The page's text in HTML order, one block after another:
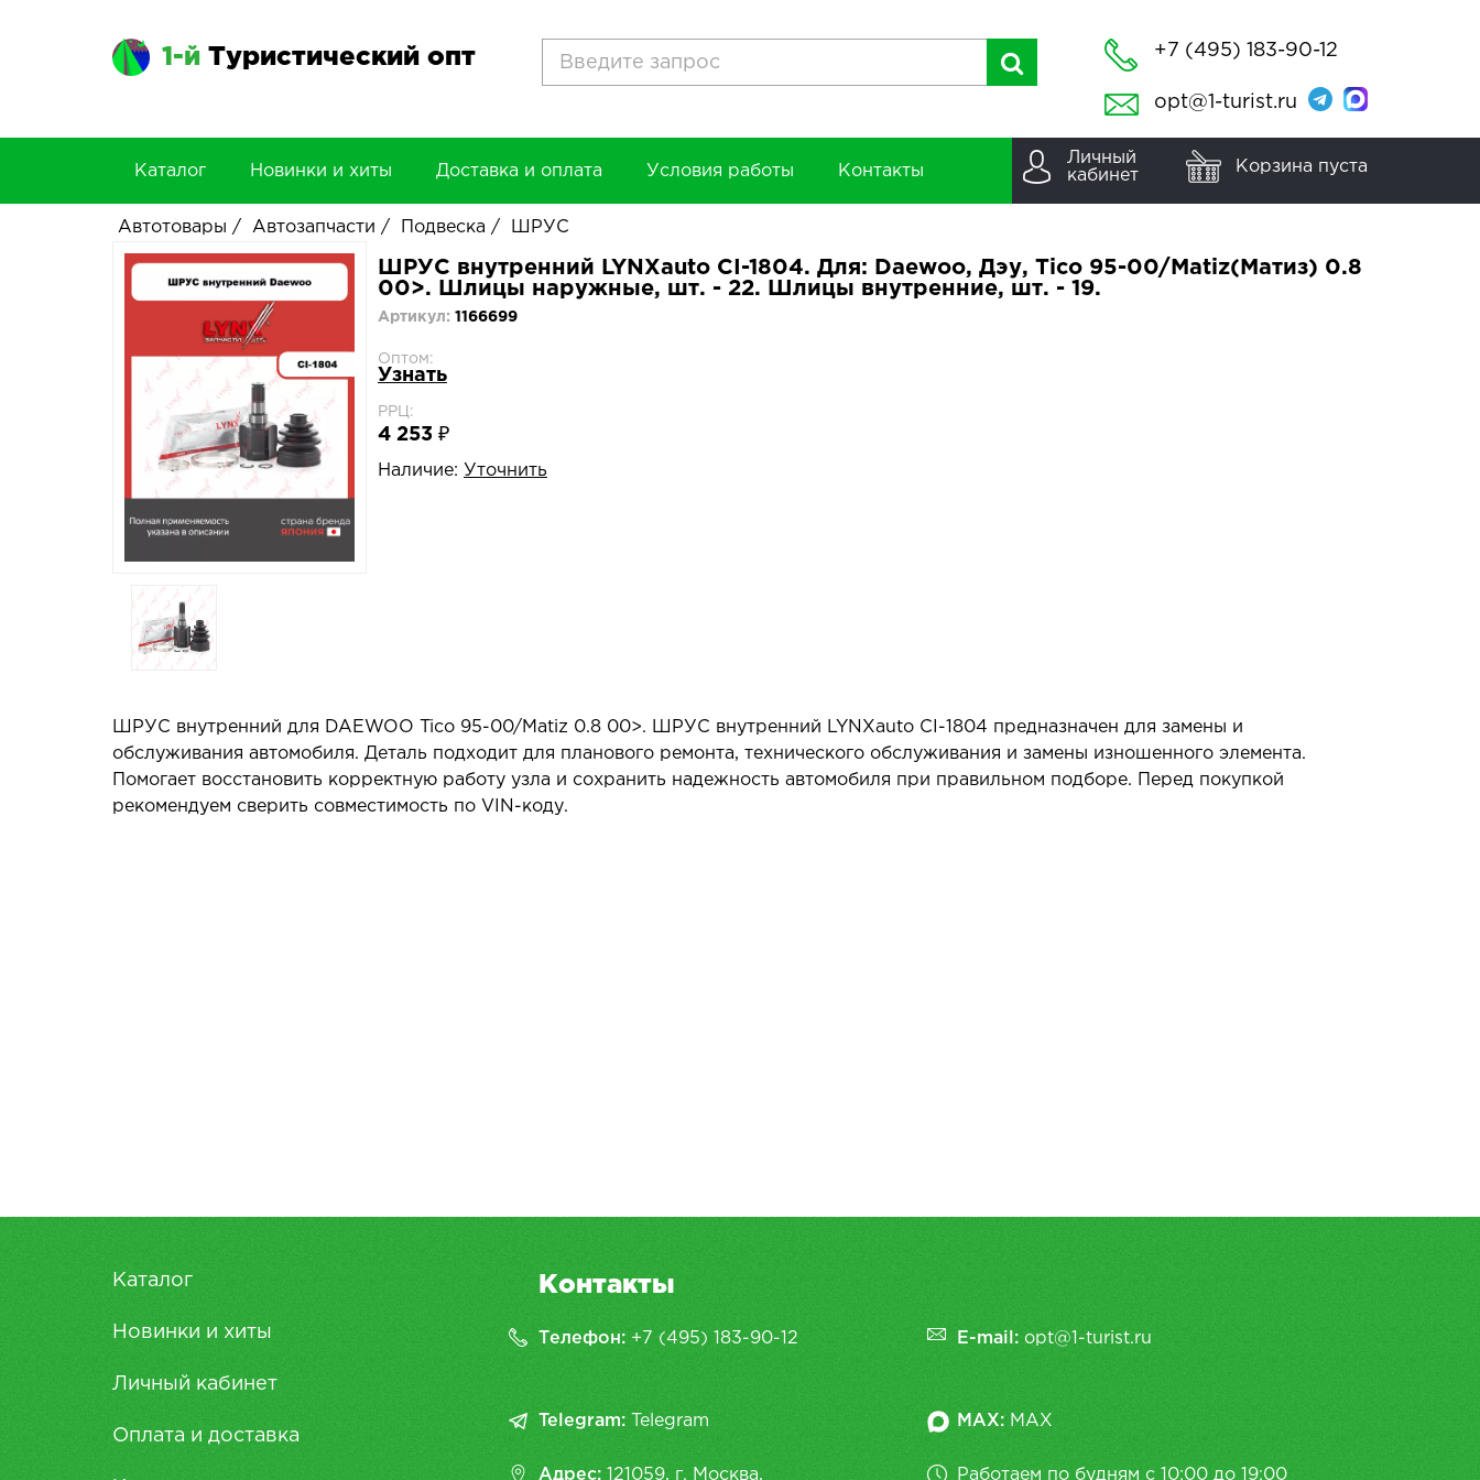
1-й Туристический опт +7 (495) 183-90-12
opt@1-turist.ru
Каталог Новинки и хиты Доставка и оплата Условия работы Контакты
Личный
кабинет
Корзина пуста
Автотовары / Автозапчасти / Подвеска / ШРУС
ШРУС внутренний LYNXauto CI-1804. Для: Daewoo, Дэу, Tico 95-00/Matiz(Матиз) 0.8
00>. Шлицы наружные, шт. - 22. Шлицы внутренние, шт. - 19.
Артикул: 1166699
Оптом:
Узнать
РРЦ:
4 253 ₽
Наличие: Уточнить
ШРУС внутренний для DAEWOO Tico 95-00/Matiz 0.8 00>. ШРУС внутренний LYNXauto CI-1804 предназначен для замены и
обслуживания автомобиля. Деталь подходит для планового ремонта, технического обслуживания и замены изношенного элемента.
Помогает восстановить корректную работу узла и сохранить надежность автомобиля при правильном подборе. Перед покупкой
рекомендуем сверить совместимость по VIN-коду.
Каталог
Новинки и хиты
Личный кабинет
Оплата и доставка
Контакты
Телефон: +7 (495) 183-90-12 E-mail: opt@1-turist.ru
Telegram: Telegram MAX: MAX
Адрес: 121059, г. Москва, Работаем по будням с 10:00 до 19:00